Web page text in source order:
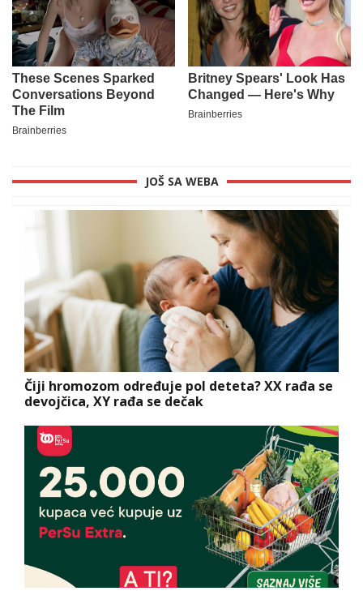
JOŠ SA WEBA
Čiji hromozom određuje pol deteta? XX rađa se
devojčica, XY rađa se dečak